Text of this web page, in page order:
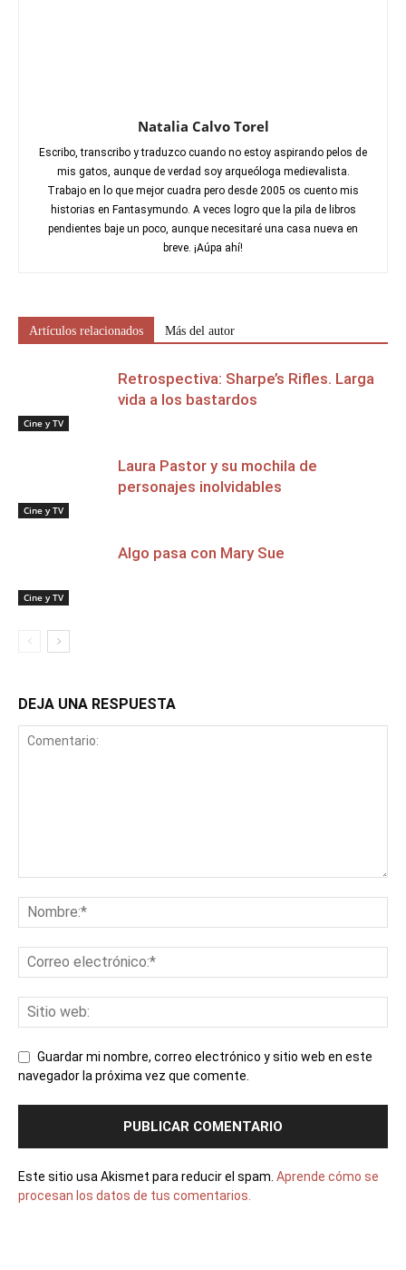
Natalia Calvo Torel
Escribo, transcribo y traduzco cuando no estoy aspirando pelos de
mis gatos, aunque de verdad soy arqueóloga medievalista.
Trabajo en lo que mejor cuadra pero desde 2005 os cuento mis
historias en Fantasymundo. A veces logro que la pila de libros
pendientes baje un poco, aunque necesitaré una casa nueva en
breve. ¡Aúpa ahí!
Artículos relacionados Más del autor
Cine y TV
Retrospectiva: Sharpe’s Rifles. Larga
vida a los bastardos
Cine y TV
Laura Pastor y su mochila de
personajes inolvidables
Cine y TV
Algo pasa con Mary Sue
DEJA UNA RESPUESTA
Guardar mi nombre, correo electrónico y sitio web en este
navegador la próxima vez que comente.
Este sitio usa Akismet para reducir el spam. Aprende cómo se
procesan los datos de tus comentarios.